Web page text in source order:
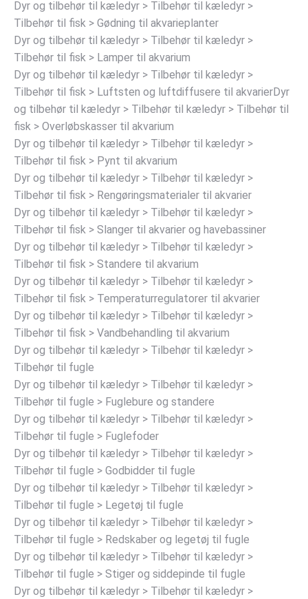
Dyr og tilbehør til kæledyr > Tilbehør til kæledyr >
Tilbehør til fisk > Gødning til akvarieplanter
Dyr og tilbehør til kæledyr > Tilbehør til kæledyr >
Tilbehør til fisk > Lamper til akvarium
Dyr og tilbehør til kæledyr > Tilbehør til kæledyr >
Tilbehør til fisk > Luftsten og luftdiffusere til akvarierDyr
og tilbehør til kæledyr > Tilbehør til kæledyr > Tilbehør til
fisk > Overløbskasser til akvarium
Dyr og tilbehør til kæledyr > Tilbehør til kæledyr >
Tilbehør til fisk > Pynt til akvarium
Dyr og tilbehør til kæledyr > Tilbehør til kæledyr >
Tilbehør til fisk > Rengøringsmaterialer til akvarier
Dyr og tilbehør til kæledyr > Tilbehør til kæledyr >
Tilbehør til fisk > Slanger til akvarier og havebassiner
Dyr og tilbehør til kæledyr > Tilbehør til kæledyr >
Tilbehør til fisk > Standere til akvarium
Dyr og tilbehør til kæledyr > Tilbehør til kæledyr >
Tilbehør til fisk > Temperaturregulatorer til akvarier
Dyr og tilbehør til kæledyr > Tilbehør til kæledyr >
Tilbehør til fisk > Vandbehandling til akvarium
Dyr og tilbehør til kæledyr > Tilbehør til kæledyr >
Tilbehør til fugle
Dyr og tilbehør til kæledyr > Tilbehør til kæledyr >
Tilbehør til fugle > Fuglebure og standere
Dyr og tilbehør til kæledyr > Tilbehør til kæledyr >
Tilbehør til fugle > Fuglefoder
Dyr og tilbehør til kæledyr > Tilbehør til kæledyr >
Tilbehør til fugle > Godbidder til fugle
Dyr og tilbehør til kæledyr > Tilbehør til kæledyr >
Tilbehør til fugle > Legetøj til fugle
Dyr og tilbehør til kæledyr > Tilbehør til kæledyr >
Tilbehør til fugle > Redskaber og legetøj til fugle
Dyr og tilbehør til kæledyr > Tilbehør til kæledyr >
Tilbehør til fugle > Stiger og siddepinde til fugle
Dyr og tilbehør til kæledyr > Tilbehør til kæledyr >